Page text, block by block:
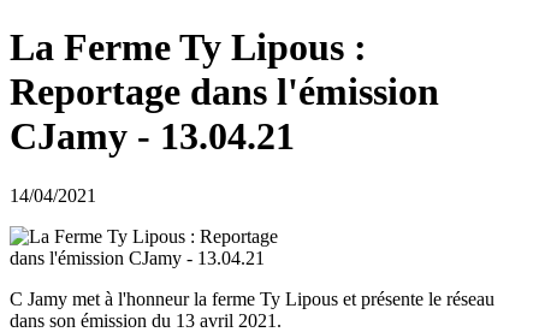
La Ferme Ty Lipous :
Reportage dans l'émission
CJamy - 13.04.21
14/04/2021
C Jamy met à l'honneur la ferme Ty Lipous et présente le réseau
dans son émission du 13 avril 2021.